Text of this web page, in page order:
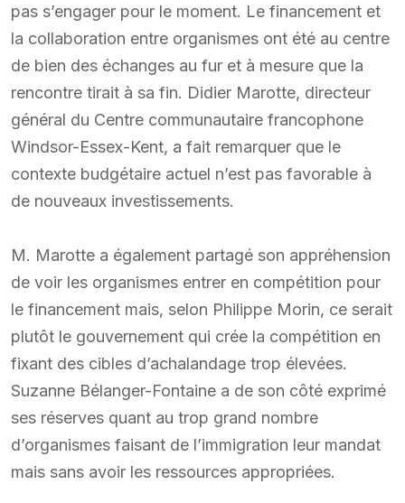
pas s’engager pour le moment. Le financement et
la collaboration entre organismes ont été au centre
de bien des échanges au fur et à mesure que la
rencontre tirait à sa fin. Didier Marotte, directeur
général du Centre communautaire francophone
Windsor-Essex-Kent, a fait remarquer que le
contexte budgétaire actuel n’est pas favorable à
de nouveaux investissements.
M. Marotte a également partagé son appréhension
de voir les organismes entrer en compétition pour
le financement mais, selon Philippe Morin, ce serait
plutôt le gouvernement qui crée la compétition en
fixant des cibles d’achalandage trop élevées.
Suzanne Bélanger-Fontaine a de son côté exprimé
ses réserves quant au trop grand nombre
d’organismes faisant de l’immigration leur mandat
mais sans avoir les ressources appropriées.